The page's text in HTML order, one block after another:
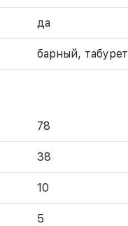
да
барный, табурет
78
38
10
5